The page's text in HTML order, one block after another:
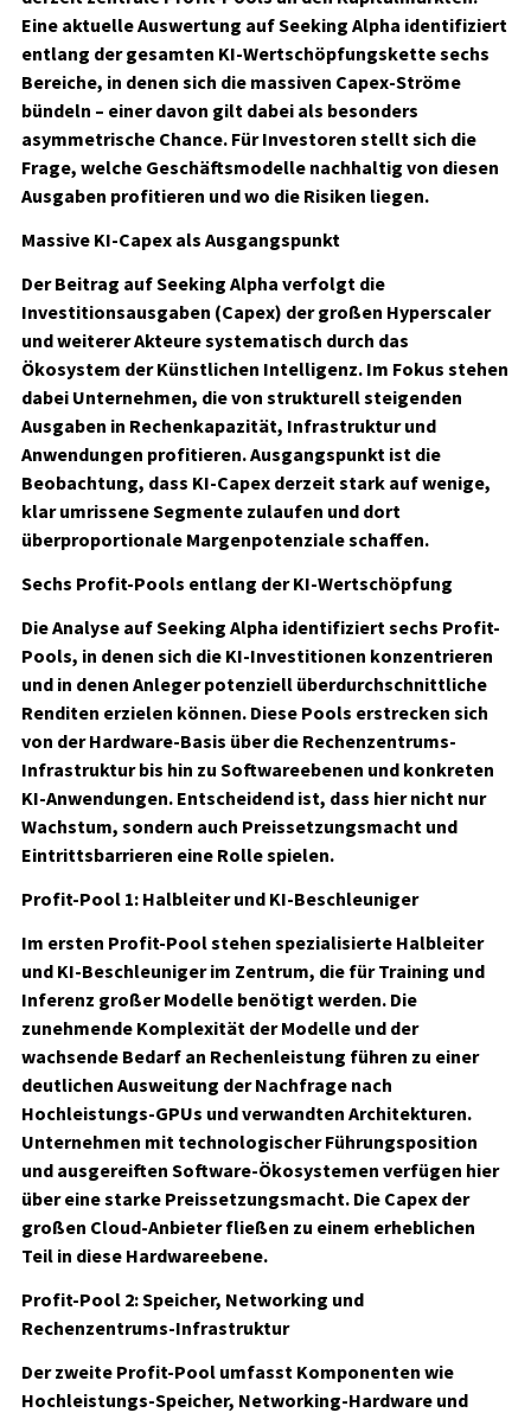
Eine aktuelle Auswertung auf Seeking Alpha identifiziert
entlang der gesamten KI-Wertschöpfungskette sechs
Bereiche, in denen sich die massiven Capex-Ströme
bündeln – einer davon gilt dabei als besonders
asymmetrische Chance. Für Investoren stellt sich die
Frage, welche Geschäftsmodelle nachhaltig von diesen
Ausgaben profitieren und wo die Risiken liegen.
Massive KI-Capex als Ausgangspunkt
Der Beitrag auf Seeking Alpha verfolgt die
Investitionsausgaben (Capex) der großen Hyperscaler
und weiterer Akteure systematisch durch das
Ökosystem der Künstlichen Intelligenz. Im Fokus stehen
dabei Unternehmen, die von strukturell steigenden
Ausgaben in Rechenkapazität, Infrastruktur und
Anwendungen profitieren. Ausgangspunkt ist die
Beobachtung, dass KI-Capex derzeit stark auf wenige,
klar umrissene Segmente zulaufen und dort
überproportionale Margenpotenziale schaffen.
Sechs Profit-Pools entlang der KI-Wertschöpfung
Die Analyse auf Seeking Alpha identifiziert sechs Profit-
Pools, in denen sich die KI-Investitionen konzentrieren
und in denen Anleger potenziell überdurchschnittliche
Renditen erzielen können. Diese Pools erstrecken sich
von der Hardware-Basis über die Rechenzentrums-
Infrastruktur bis hin zu Softwareebenen und konkreten
KI-Anwendungen. Entscheidend ist, dass hier nicht nur
Wachstum, sondern auch Preissetzungsmacht und
Eintrittsbarrieren eine Rolle spielen.
Profit-Pool 1: Halbleiter und KI-Beschleuniger
Im ersten Profit-Pool stehen spezialisierte Halbleiter
und KI-Beschleuniger im Zentrum, die für Training und
Inferenz großer Modelle benötigt werden. Die
zunehmende Komplexität der Modelle und der
wachsende Bedarf an Rechenleistung führen zu einer
deutlichen Ausweitung der Nachfrage nach
Hochleistungs-GPUs und verwandten Architekturen.
Unternehmen mit technologischer Führungsposition
und ausgereiften Software-Ökosystemen verfügen hier
über eine starke Preissetzungsmacht. Die Capex der
großen Cloud-Anbieter fließen zu einem erheblichen
Teil in diese Hardwareebene.
Profit-Pool 2: Speicher, Networking und
Rechenzentrums-Infrastruktur
Der zweite Profit-Pool umfasst Komponenten wie
Hochleistungs-Speicher, Networking-Hardware und